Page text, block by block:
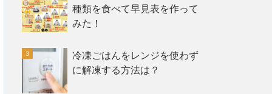
種類を食べて早見表を作って
みた！
冷凍ごはんをレンジを使わず
に解凍する方法は？